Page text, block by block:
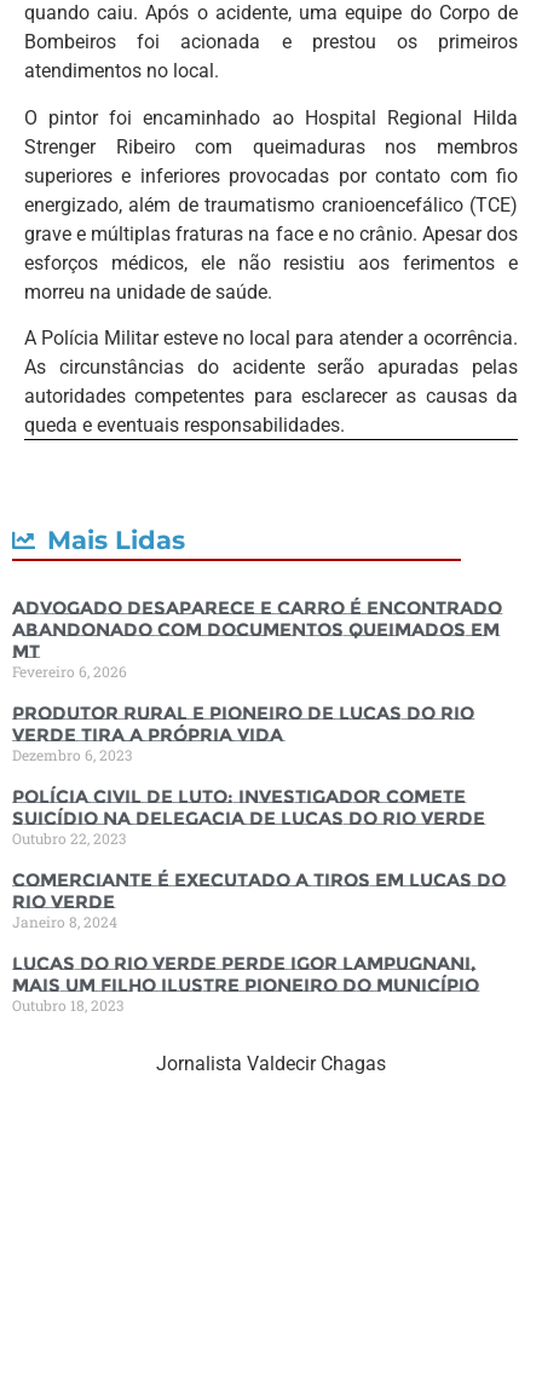
quando caiu. Após o acidente, uma equipe do Corpo de
Bombeiros foi acionada e prestou os primeiros
atendimentos no local.
O pintor foi encaminhado ao Hospital Regional Hilda
Strenger Ribeiro com queimaduras nos membros
superiores e inferiores provocadas por contato com fio
energizado, além de traumatismo cranioencefálico (TCE)
grave e múltiplas fraturas na face e no crânio. Apesar dos
esforços médicos, ele não resistiu aos ferimentos e
morreu na unidade de saúde.
A Polícia Militar esteve no local para atender a ocorrência.
As circunstâncias do acidente serão apuradas pelas
autoridades competentes para esclarecer as causas da
queda e eventuais responsabilidades.
Mais Lidas
Advogado desaparece e carro é encontrado
abandonado com documentos queimados em
MT
Fevereiro 6, 2026
Produtor rural e pioneiro de Lucas do Rio
Verde tira a própria vida
Dezembro 6, 2023
Polícia Civil de luto: Investigador comete
suicídio na Delegacia de Lucas do Rio Verde
Outubro 22, 2023
Comerciante é executado a tiros em Lucas do
Rio Verde
Janeiro 8, 2024
Lucas do Rio Verde perde Igor Lampugnani,
mais um filho ilustre pioneiro do município
Outubro 18, 2023
Jornalista Valdecir Chagas